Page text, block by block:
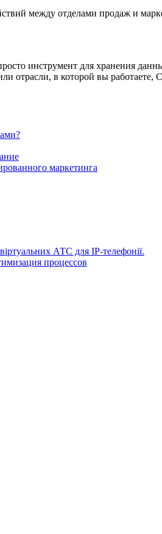
между отделами продаж и
инструмент для хранения
отрасли, в которой вы
маркетинга
АТС для IP-телефонії.
процессов